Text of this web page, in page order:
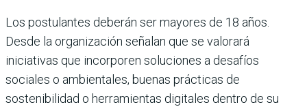
Los postulantes deberán ser mayores de 18 años.
Desde la organización señalan que se valorará
iniciativas que incorporen soluciones a desafíos
sociales o ambientales, buenas prácticas de
sostenibilidad o herramientas digitales dentro de su